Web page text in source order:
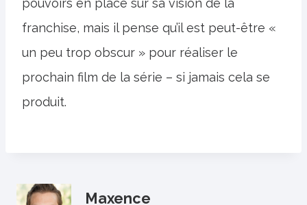
pouvoirs en place sur sa vision de la
franchise, mais il pense qu’il est peut-être «
un peu trop obscur » pour réaliser le
prochain film de la série – si jamais cela se
produit.
Maxence